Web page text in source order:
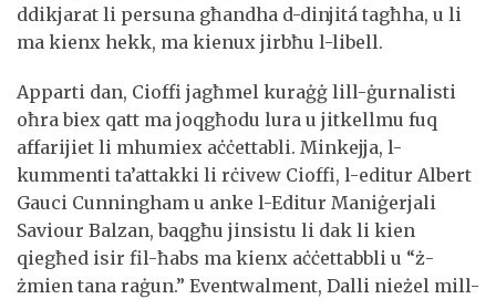
ddikjarat li persuna għandha d-dinjitá tagħha, u li
ma kienx hekk, ma kienux jirbħu l-libell.
Apparti dan, Cioffi jagħmel kuraġġ lill-ġurnalisti
oħra biex qatt ma joqgħodu lura u jitkellmu fuq
affarijiet li mhumiex aċċettabli. Minkejja, l-
kummenti ta’attakki li rċivew Cioffi, l-editur Albert
Gauci Cunningham u anke l-Editur Maniġerjali
Saviour Balzan, baqgħu jinsistu li dak li kien
qiegħed isir fil-ħabs ma kienx aċċettabbli u “ż-
żmien tana raġun.” Eventwalment, Dalli nieżel mill-